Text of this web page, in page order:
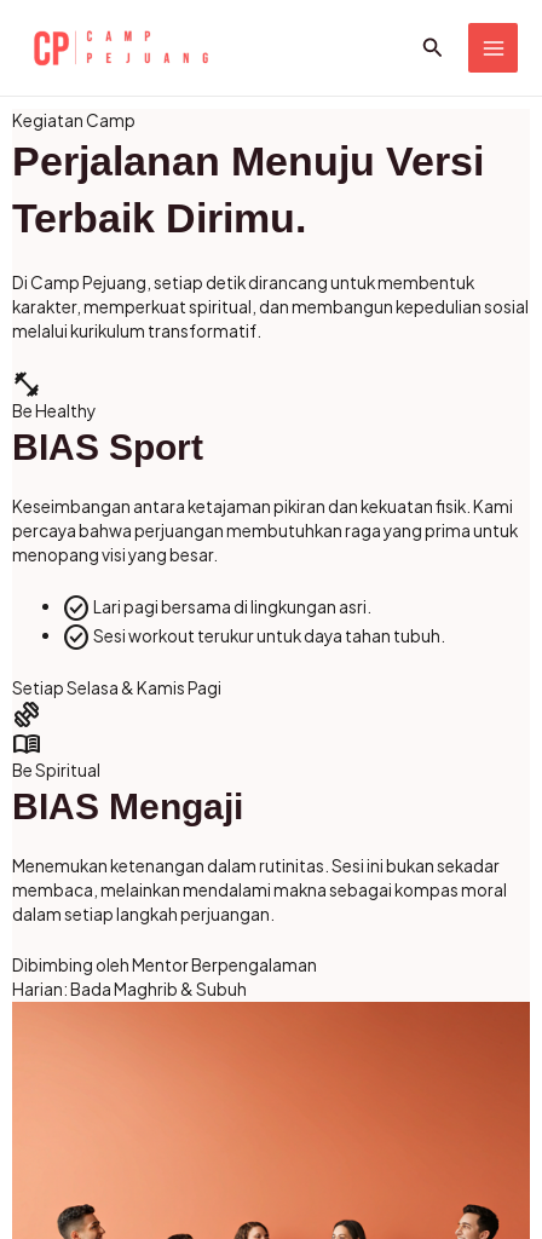
Search
Kegiatan Camp
Perjalanan Menuju Versi
Terbaik Dirimu.
Di Camp Pejuang, setiap detik dirancang untuk membentuk
karakter, memperkuat spiritual, dan membangun kepedulian sosial
melalui kurikulum transformatif.
fitness_center
Be Healthy
BIAS Sport
Keseimbangan antara ketajaman pikiran dan kekuatan fisik. Kami
percaya bahwa perjuangan membutuhkan raga yang prima untuk
menopang visi yang besar.
check_circle Lari pagi bersama di lingkungan asri.
check_circle Sesi workout terukur untuk daya tahan tubuh.
Setiap Selasa & Kamis Pagi
exercise
menu_book
Be Spiritual
BIAS Mengaji
Menemukan ketenangan dalam rutinitas. Sesi ini bukan sekadar
membaca, melainkan mendalami makna sebagai kompas moral
dalam setiap langkah perjuangan.
Dibimbing oleh Mentor Berpengalaman
Harian: Bada Maghrib & Subuh